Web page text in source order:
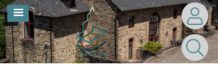
Aller
au
contenu
principal
MENU